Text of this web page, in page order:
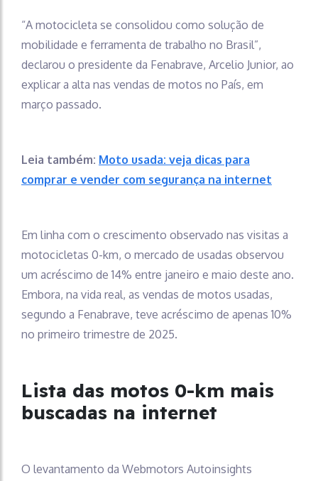
“A motocicleta se consolidou como solução de
mobilidade e ferramenta de trabalho no Brasil”,
declarou o presidente da Fenabrave, Arcelio Junior, ao
explicar a alta nas vendas de motos no País, em
março passado.
Leia também: Moto usada: veja dicas para
comprar e vender com segurança na internet
Em linha com o crescimento observado nas visitas a
motocicletas 0-km, o mercado de usadas observou
um acréscimo de 14% entre janeiro e maio deste ano.
Embora, na vida real, as vendas de motos usadas,
segundo a Fenabrave, teve acréscimo de apenas 10%
no primeiro trimestre de 2025.
Lista das motos 0-km mais
buscadas na internet
O levantamento da Webmotors Autoinsights